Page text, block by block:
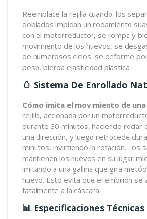
Reemplace la rejilla cuando: los
doblados impidan un rodamiento
con el motorreductor, se rompa y
movimiento de los huevos, se
de numerosos ciclos, se deforme
peso, pierda elasticidad plástica.
🥚 Sistema De Enrollado
Cómo imita el movimiento de una
rejilla, accionada por un
durante 30 minutos, haciendo rodar
una dirección, y luego retrocede
minutos, invirtiendo la rotación. Los
mantienen los huevos en su lugar
imitando a una gallina que gira
huevo. Esto evita que el embrión se
fatalmente a la cáscara.
📊 Especificaciones Técnicas